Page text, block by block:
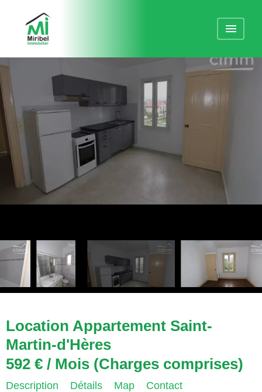
Location Appartement Saint-
Martin-d'Hères
592 € / Mois (Charges comprises)
Description Détails Map Contact